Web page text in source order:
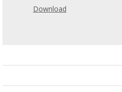
Download